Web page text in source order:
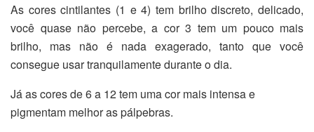
As cores cintilantes (1 e 4) tem brilho discreto, delicado,
você quase não percebe, a cor 3 tem um pouco mais
brilho, mas não é nada exagerado, tanto que você
consegue usar tranquilamente durante o dia.
Já as cores de 6 a 12 tem uma cor mais intensa e
pigmentam melhor as pálpebras.